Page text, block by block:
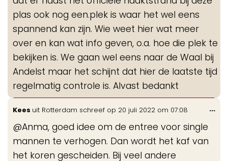
plas ook nog een.plek is waar het wel eens
spannend kan zijn. Wie weet hier wat meer
over en kan wat info geven, o.a. hoe die plek te
bekijken is. We gaan wel eens naar de Waal bij
Andelst maar het schijnt dat hier de laatste tijd
regelmatig controle is. Alvast bedankt
Kees uit Rotterdam schreef op 20 juli 2022 om 07:08
@Anma, goed idee om de entree voor single
mannen te verhogen. Dan wordt het kaf van
het koren gescheiden. Bij veel andere
...